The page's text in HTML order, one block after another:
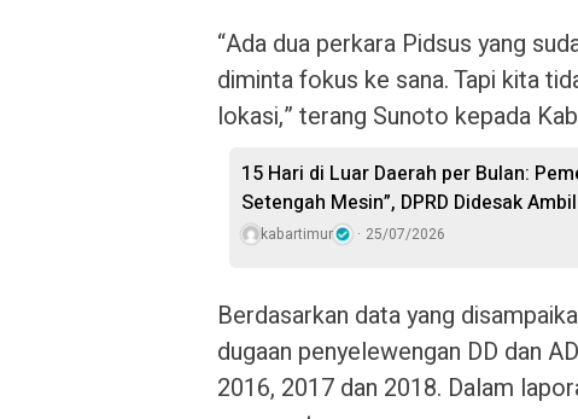
“Ada dua perkara Pidsus yang
diminta fokus ke sana. Tapi kita
lokasi,” terang Sunoto kepada
15 Hari di Luar Daerah per Bulan:
Setengah Mesin”, DPRD Didesak
kabartimur 25/07/2026
Berdasarkan data yang
dugaan penyelewengan DD dan
2016, 2017 dan 2018. Dalam